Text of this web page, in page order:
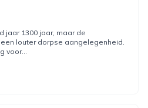
jaar 1300 jaar, maar de
louter dorpse aangelegenheid.
voor...